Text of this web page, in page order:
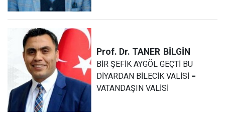
Prof. Dr. TANER BİLGİN
BİR ŞEFİK AYGÖL GEÇTİ BU
DİYARDAN BİLECİK VALİSİ =
VATANDAŞIN VALİSİ